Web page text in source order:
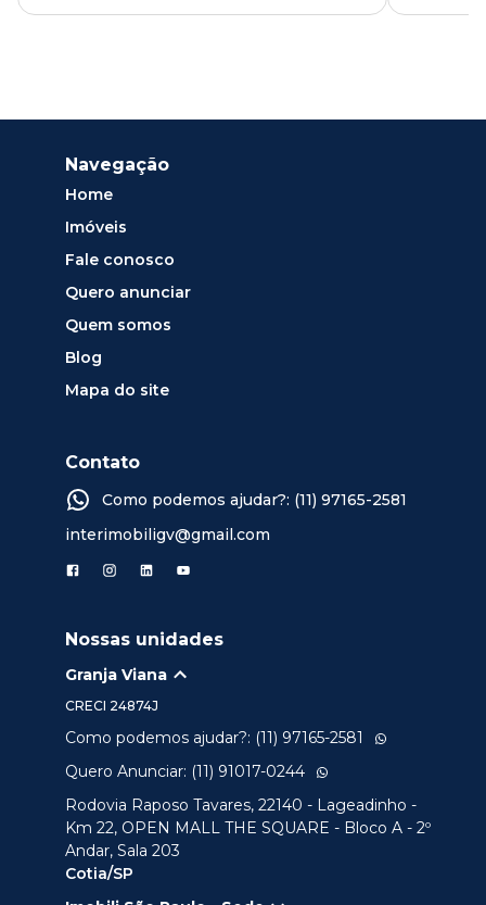
Navegação
Home
Imóveis
Fale conosco
Quero anunciar
Quem somos
Blog
Mapa do site
Contato
Como podemos ajudar?: (11) 97165-2581
interimobiligv@gmail.com
Nossas unidades
Granja Viana
CRECI 24874J
Como podemos ajudar?: (11) 97165-2581
Quero Anunciar: (11) 91017-0244
Rodovia Raposo Tavares, 22140 - Lageadinho -
Km 22, OPEN MALL THE SQUARE - Bloco A - 2º
Andar, Sala 203
Cotia/SP